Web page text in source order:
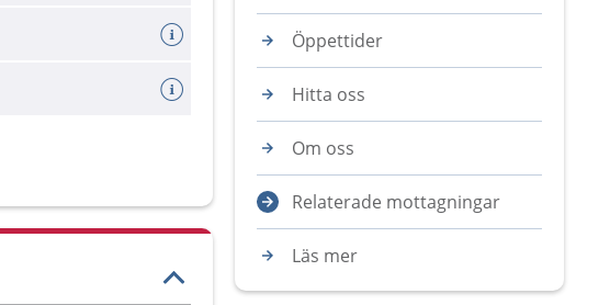
Öppettider
Hitta oss
Om oss
Relaterade mottagningar
Läs mer